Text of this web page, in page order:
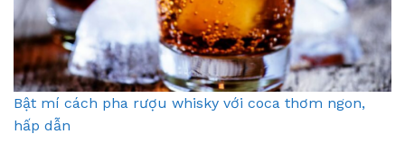
Bật mí cách pha rượu whisky với coca thơm ngon,
hấp dẫn